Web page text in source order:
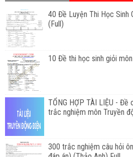
40 Đề Luyện Thi Học Sinh
(Full)
10 Đề thi học sinh giỏi
TỔNG HỢP TÀI LIỆU - Đề
trắc nghiệm môn Truyền
300 trắc nghiệm câu hỏi